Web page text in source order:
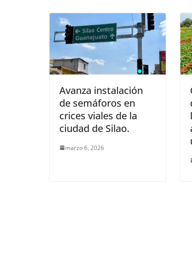
Avanza instalación
de semáforos en
crices viales de la
ciudad de Silao.
marzo 6, 2026